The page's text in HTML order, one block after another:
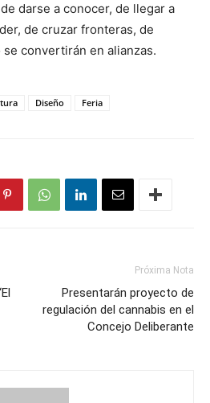
darse a conocer, de llegar a
de cruzar fronteras, de
convertirán en alianzas.
Diseño Feria
Próxima Nota
Presentarán proyecto de
regulación del cannabis en el
Concejo Deliberante